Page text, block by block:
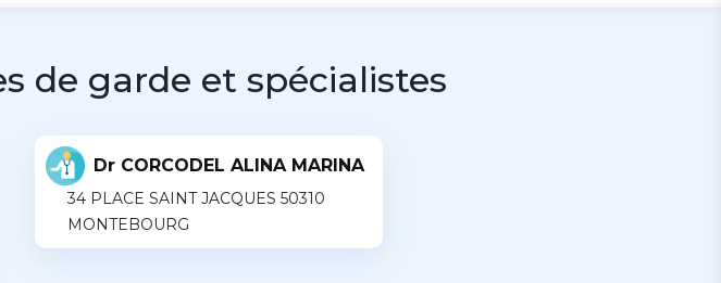
de garde et spécialistes
Dr CORCODEL ALINA MARINA
34 PLACE SAINT JACQUES 50310
MONTEBOURG